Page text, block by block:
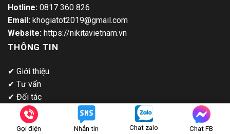
Hotline: 0817 360 826
Email: khogiatot2019@gmail.com
Website: https://nikitavietnam.vn
THÔNG TIN
✔ Giới thiệu
✔ Tư vấn
✔ Đối tác
Tin tức
Tuyển dụng
Gọi điện Nhắn tin Chat zalo Chat FB